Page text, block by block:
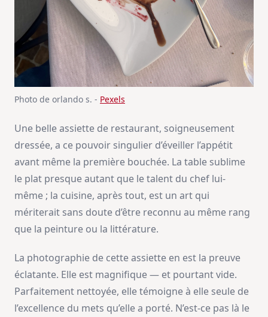
Photo de orlando s. - Pexels
Une belle assiette de restaurant, soigneusement
dressée, a ce pouvoir singulier d’éveiller l’appétit
avant même la première bouchée. La table sublime
le plat presque autant que le talent du chef lui-
même ; la cuisine, après tout, est un art qui
mériterait sans doute d’être reconnu au même rang
que la peinture ou la littérature.
La photographie de cette assiette en est la preuve
éclatante. Elle est magnifique — et pourtant vide.
Parfaitement nettoyée, elle témoigne à elle seule de
l’excellence du mets qu’elle a porté. N’est-ce pas là le